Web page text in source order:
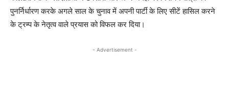
पुनर्निर्धारण करके अगले साल के चुनाव में अपनी पार्टी के लिए सीटें हासिल करने
के ट्रम्प के नेतृत्व वाले प्रयास को विफल कर दिया।
- Advertisement -